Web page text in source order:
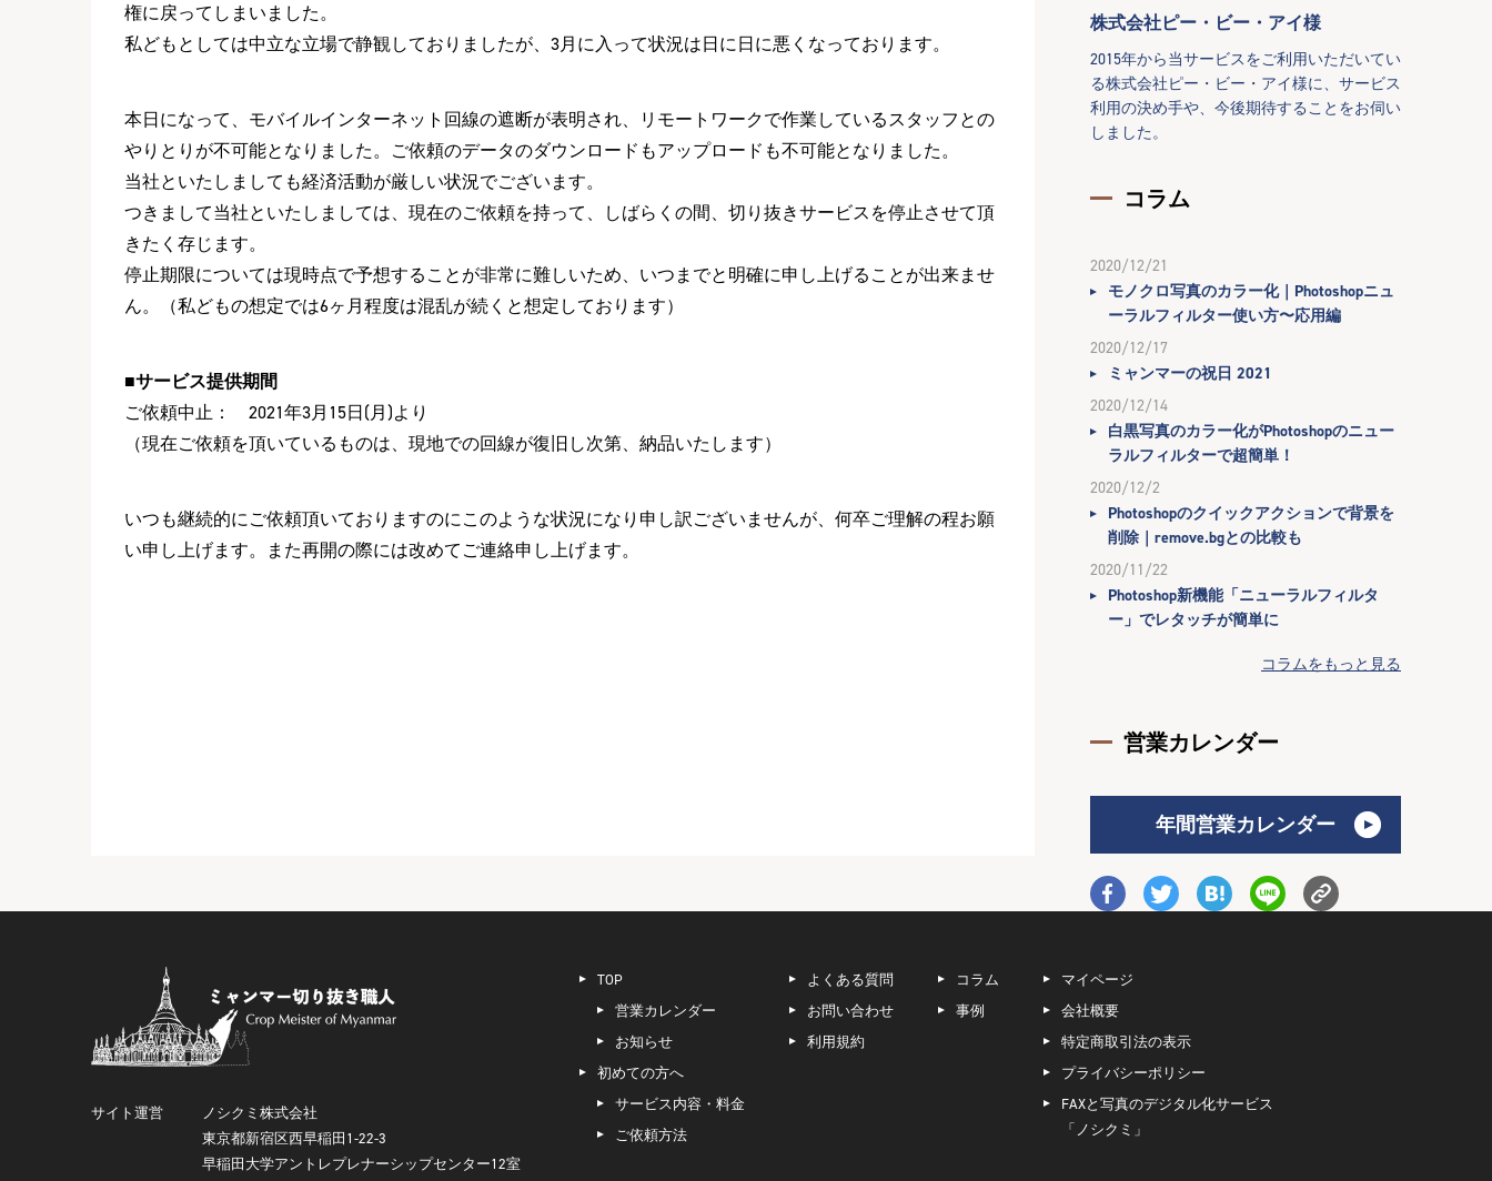
権に戻ってしまいました。
私どもとしては中立な立場で静観しておりましたが、3月に入って状況は日に日に悪くなっております。
本日になって、モバイルインターネット回線の遮断が表明され、リモートワークで作業しているスタッフとの
やりとりが不可能となりました。ご依頼のデータのダウンロードもアップロードも不可能となりました。
当社といたしましても経済活動が厳しい状況でございます。
つきまして当社といたしましては、現在のご依頼を持って、しばらくの間、切り抜きサービスを停止させて頂
きたく存じます。
停止期限については現時点で予想することが非常に難しいため、いつまでと明確に申し上げることが出来ませ
ん。（私どもの想定では6ヶ月程度は混乱が続くと想定しております）
■サービス提供期間
ご依頼中止： 2021年3月15日(月)より
（現在ご依頼を頂いているものは、現地での回線が復旧し次第、納品いたします）
いつも継続的にご依頼頂いておりますのにこのような状況になり申し訳ございませんが、何卒ご理解の程お願
い申し上げます。また再開の際には改めてご連絡申し上げます。
株式会社ピー・ビー・アイ様
2015年から当サービスをご利用いただいてい
る株式会社ピー・ビー・アイ様に、サービス
利用の決め手や、今後期待することをお伺い
しました。
コラム
2020/12/21
モノクロ写真のカラー化｜Photoshopニュ
ーラルフィルター使い方〜応用編
2020/12/17
ミャンマーの祝日 2021
2020/12/14
白黒写真のカラー化がPhotoshopのニュー
ラルフィルターで超簡単！
2020/12/2
Photoshopのクイックアクションで背景を
削除｜remove.bgとの比較も
2020/11/22
Photoshop新機能「ニューラルフィルタ
ー」でレタッチが簡単に
コラムをもっと見る
営業カレンダー
年間営業カレンダー
サイト運営
ノシクミ株式会社
東京都新宿区西早稲田1-22-3
早稲田大学アントレプレナーシップセンター12室
TOP
営業カレンダー
お知らせ
初めての方へ
サービス内容・料金
ご依頼方法
よくある質問
お問い合わせ
利用規約
コラム
事例
マイページ
会社概要
特定商取引法の表示
プライバシーポリシー
FAXと写真のデジタル化サービス
「ノシクミ」